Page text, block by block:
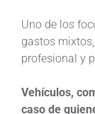
Uno de los
gastos
profesional y
Vehículos,
caso de